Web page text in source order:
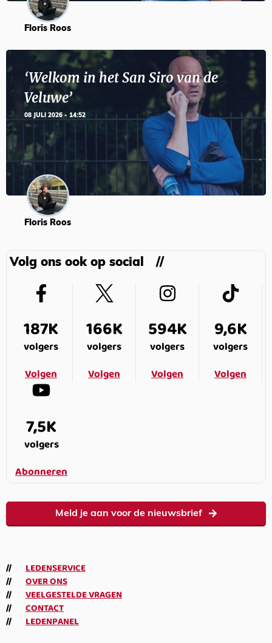
Floris Roos
‘Welkom in het San Siro van de
Veluwe’
08 JULI 2026 - 14:52
Floris Roos
Volg ons ook op social
187K
volgers
Volgen
166K
volgers
Volgen
594K
volgers
Volgen
9,6K
volgers
Volgen
7,5K
volgers
Abonneren
Meld je aan voor de nieuwsbrief
LEDENSERVICE
OVER ONS
VEELGESTELDE VRAGEN
CONTACT
LEDENPANEL